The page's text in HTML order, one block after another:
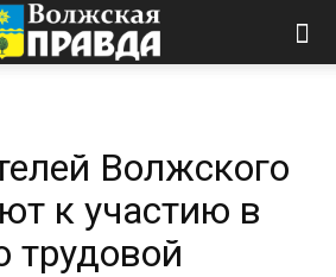
Волжского
к участию в
трудовой